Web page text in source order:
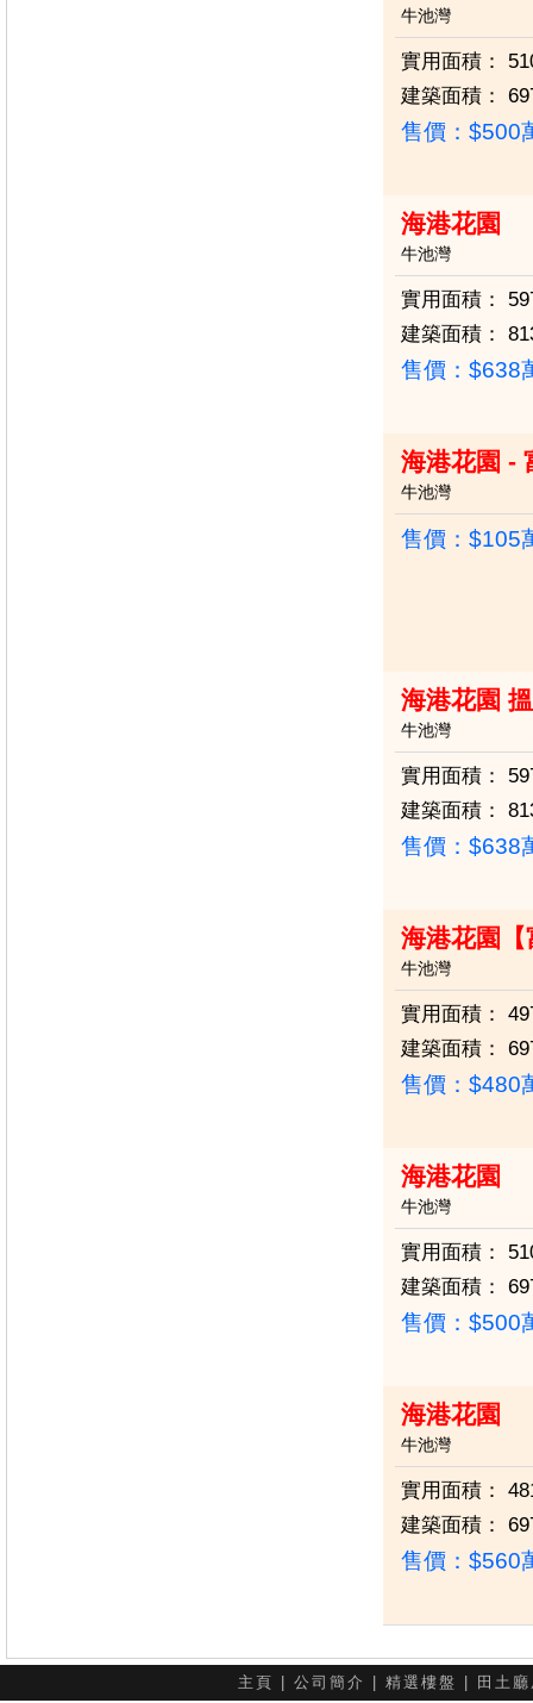
牛池灣
實用面積：
建築面積：
售價： $500
海港花園
牛池灣
實用面積：
建築面積：
售價： $638
海港花園 -
牛池灣
售價： $105
海港花園
牛池灣
實用面積：
建築面積：
售價： $638
海港花園
牛池灣
實用面積：
建築面積：
售價： $480
海港花園
牛池灣
實用面積：
建築面積：
售價： $500
海港花園
牛池灣
實用面積：
建築面積：
售價： $560
主頁 公司簡介 精選樓盤 田土